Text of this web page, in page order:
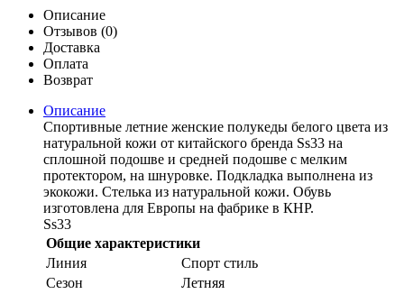
Описание
Отзывов (0)
Доставка
Оплата
Возврат
Описание
Спортивные летние женские полукеды белого цвета из
натуральной кожи от китайского бренда Ss33 на
сплошной подошве и средней подошве с мелким
протектором, на шнуровке. Подкладка выполнена из
экокожи. Стелька из натуральной кожи. Обувь
изготовлена для Европы на фабрике в КНР.
Ss33
Общие характеристики
Линия
Спорт стиль
Сезон
Летняя